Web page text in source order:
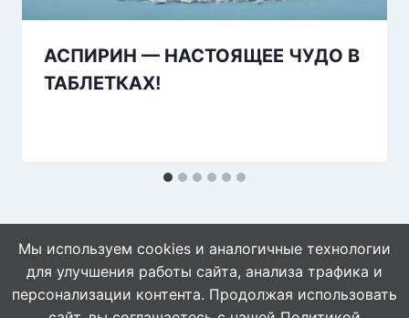
АСПИРИН — НАСТОЯЩЕЕ ЧУДО В
ТАБЛЕТКАХ!
Мы используем cookies и аналогичные технологии
для улучшения работы сайта, анализа трафика и
персонализации контента. Продолжая использовать